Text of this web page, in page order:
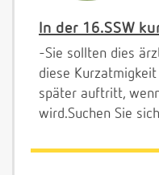
In der 16.SSW
-Sie sollten dies
diese
später auftritt,
wird.Suchen Sie